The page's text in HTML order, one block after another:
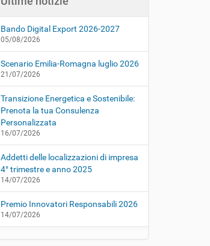
Bando Digital Export 2026-2027
05/08/2026
Scenario Emilia-Romagna luglio 2026
21/07/2026
Transizione Energetica e Sostenibile:
Prenota la tua Consulenza
Personalizzata
16/07/2026
Addetti delle localizzazioni di impresa
4° trimestre e anno 2025
14/07/2026
Premio Innovatori Responsabili 2026
14/07/2026